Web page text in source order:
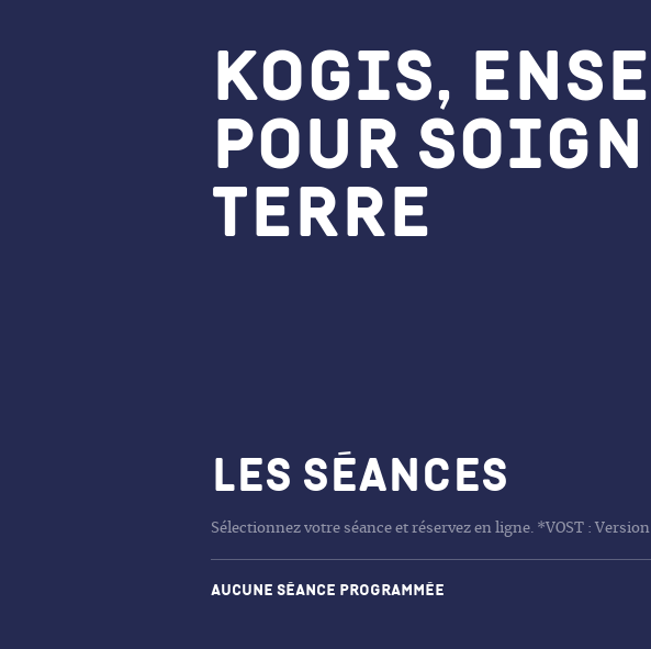
Kogis,
pour
Terre
Les séances
Sélectionnez votre séance et réservez en ligne. *VOST :
Aucune séance programmée